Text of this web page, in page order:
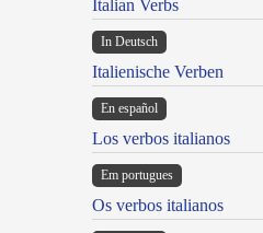
Italian Verbs
In Deutsch
Italienische Verben
En español
Los verbos italianos
Em portugues
Os verbos italianos